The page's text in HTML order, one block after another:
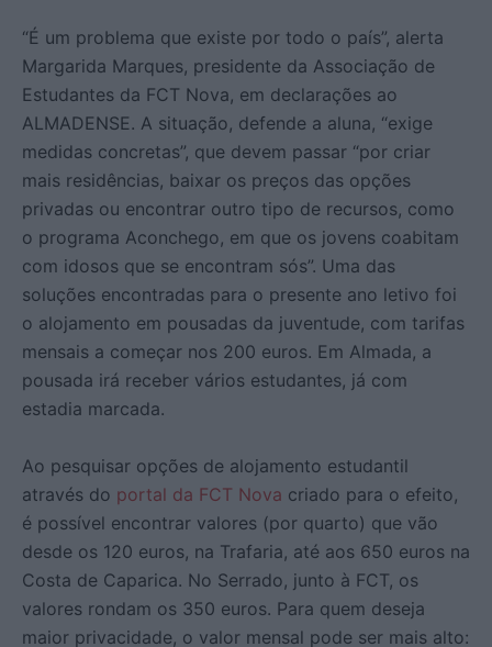
“É um problema que existe por todo o país”, alerta
Margarida Marques, presidente da Associação de
Estudantes da FCT Nova, em declarações ao
ALMADENSE. A situação, defende a aluna, “exige
medidas concretas”, que devem passar “por criar
mais residências, baixar os preços das opções
privadas ou encontrar outro tipo de recursos, como
o programa Aconchego, em que os jovens coabitam
com idosos que se encontram sós”. Uma das
soluções encontradas para o presente ano letivo foi
o alojamento em pousadas da juventude, com tarifas
mensais a começar nos 200 euros. Em Almada, a
pousada irá receber vários estudantes, já com
estadia marcada.
Ao pesquisar opções de alojamento estudantil
através do portal da FCT Nova criado para o efeito,
é possível encontrar valores (por quarto) que vão
desde os 120 euros, na Trafaria, até aos 650 euros na
Costa de Caparica. No Serrado, junto à FCT, os
valores rondam os 350 euros. Para quem deseja
maior privacidade, o valor mensal pode ser mais alto: